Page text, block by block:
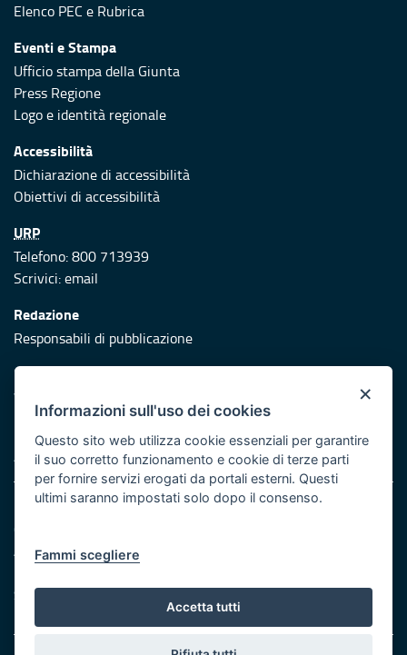
Elenco PEC e Rubrica
Eventi e Stampa
Ufficio stampa della Giunta
Press Regione
Logo e identità regionale
Accessibilità
Dichiarazione di accessibilità
Obiettivi di accessibilità
URP
Telefono: 800 713939
Scrivici:email
Redazione
Responsabili di pubblicazione
Protezione civile
Vai al sito di Protezione Civile Puglia
Iniziativa finanziata con risorse del POR Puglia 2014/2020 -
Asse XI
Note legali
Cookie e privacy
Atti di notifica
Servizi Intranet
×
Informazioni sull'uso dei cookies
Questo sito web utilizza cookie essenziali per garantire
il suo corretto funzionamento e cookie di terze parti
per fornire servizi erogati da portali esterni. Questi
ultimi saranno impostati solo dopo il consenso.
Fammi scegliere
Accetta tutti